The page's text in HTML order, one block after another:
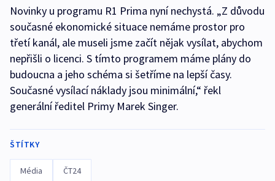
Novinky u programu R1 Prima nyní nechystá. „Z důvodu
současné ekonomické situace nemáme prostor pro
třetí kanál, ale museli jsme začít nějak vysílat, abychom
nepřišli o licenci. S tímto programem máme plány do
budoucna a jeho schéma si šetříme na lepší časy.
Současné vysílací náklady jsou minimální,“ řekl
generální ředitel Primy Marek Singer.
ŠTÍTKY
Média ČT24